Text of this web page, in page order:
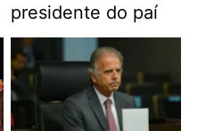
presidente do paí